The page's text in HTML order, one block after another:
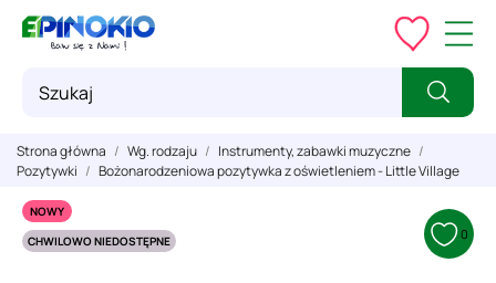
Strona główna Wg. rodzaju
Instrumenty, zabawki muzyczne
Pozytywki
Bożonarodzeniowa pozytywka z oświetleniem - Little Village
NOWY
CHWILOWO NIEDOSTĘPNE
0